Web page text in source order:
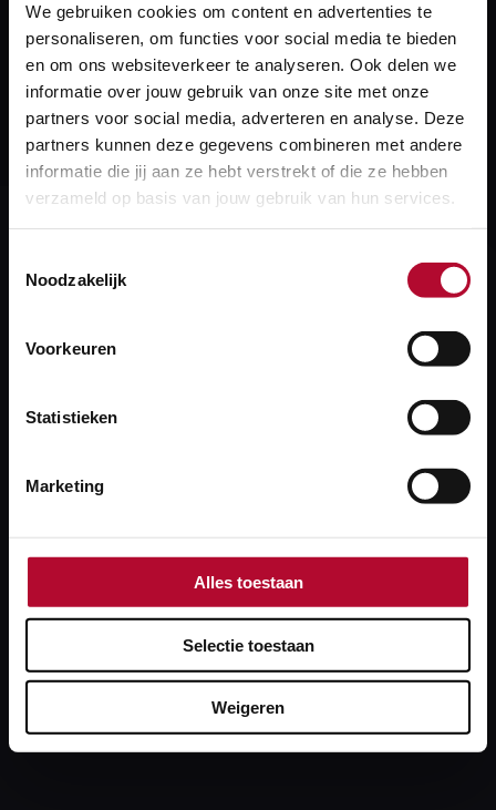
We gebruiken cookies om content en advertenties te
personaliseren, om functies voor social media te bieden
en om ons websiteverkeer te analyseren. Ook delen we
informatie over jouw gebruik van onze site met onze
partners voor social media, adverteren en analyse. Deze
partners kunnen deze gegevens combineren met andere
informatie die jij aan ze hebt verstrekt of die ze hebben
verzameld op basis van jouw gebruik van hun services.
Noodzakelijk
Voorkeuren
Statistieken
Marketing
Alles toestaan
Selectie toestaan
Weigeren
Configuratiedata Applicatie
3D UOB Informatiestandaarden
BIM
Heb je een vraag?
binnen 24 uur.
Stel je vraag
Bel dan onze collega’s van de Servicedesk: 088‑231
Bel Servicedesk ProRail